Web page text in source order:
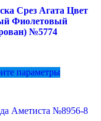
странице
товара.
Срез Агата Цвет
Фиолетовый
№5774
параметрытовар
Опции